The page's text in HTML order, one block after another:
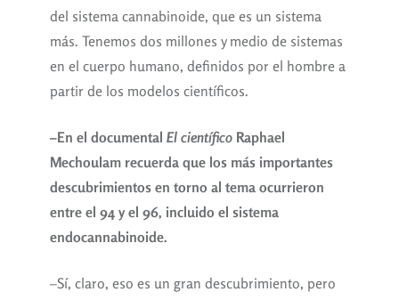
del sistema cannabinoide, que es un sistema
más. Tenemos dos millones y medio de sistemas
en el cuerpo humano, definidos por el hombre a
partir de los modelos científicos.
–En el documental El científicoRaphael
Mechoulam recuerda que los más importantes
descubrimientos en torno al tema ocurrieron
entre el 94 y el 96, incluido el sistema
endocannabinoide.
–Sí, claro, eso es un gran descubrimiento, pero